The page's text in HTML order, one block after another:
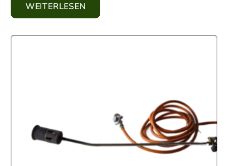
WEITERLESEN